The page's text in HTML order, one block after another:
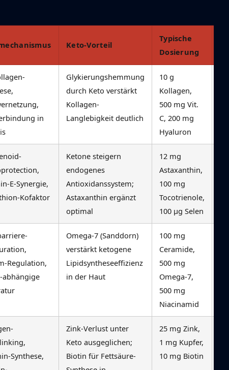
Keto-Vorteil
Typische
Dosierung
in
Glykierungshemmung
durch Keto verstärkt
Kollagen-
Langlebigkeit deutlich
10 g
Kollagen,
500 mg Vit.
C, 200 mg
Hyaluron
E-Synergie,
Kofaktor
Ketone steigern
endogenes
Antioxidanssystem;
Astaxanthin ergänzt
optimal
12 mg
Astaxanthin,
100 mg
Tocotrienole,
100 µg Selen
Regulation,
abhängige
Omega-7 (Sanddorn)
verstärkt ketogene
Lipidsyntheseeffizienz
in der Haut
100 mg
Ceramide,
500 mg
Omega-7,
500 mg
Niacinamid
Synthese,
Zink-Verlust unter
Keto ausgeglichen;
Biotin für Fettsäure-
25 mg Zink,
1 mg Kupfer,
10 mg Biotin